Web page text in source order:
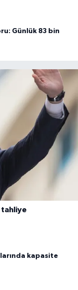
Günlük 83 bin
tahliye
kapasite